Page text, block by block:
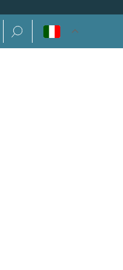
Ricerca per: